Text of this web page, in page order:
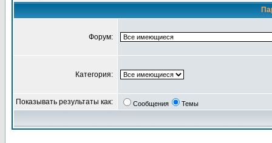
Форум:
Категория:
Показывать результаты как: Сообщения Темы